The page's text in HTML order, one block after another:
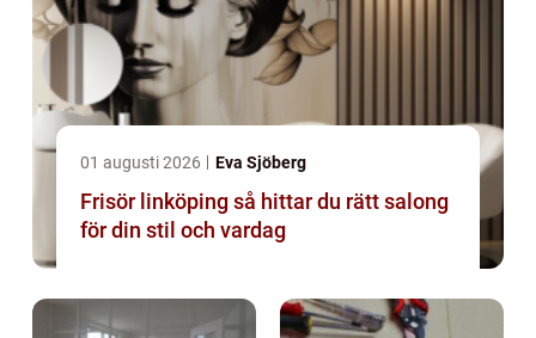
01 augusti 2026 Eva Sjöberg
Frisör linköping så hittar du rätt salong
för din stil och vardag